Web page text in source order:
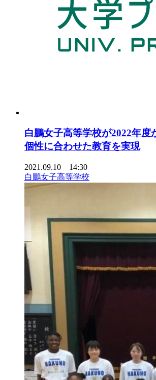
白鵬女子高等学校が2022年
個性に合わせた教育を実現
2021.09.10 14:30
白鵬女子高等学校